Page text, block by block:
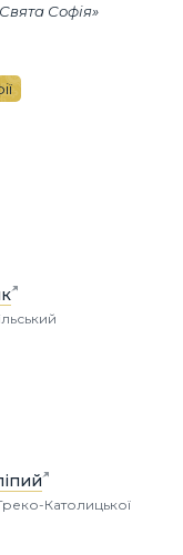
Софія»
Католицької